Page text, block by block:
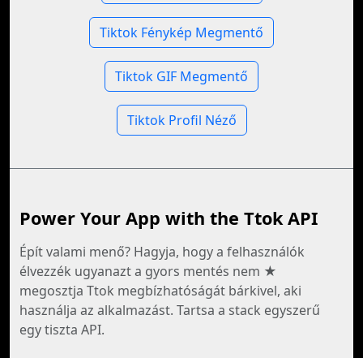
Tiktok Fénykép Megmentő
Tiktok GIF Megmentő
Tiktok Profil Néző
Power Your App with the Ttok API
Épít valami menő? Hagyja, hogy a felhasználók
élvezzék ugyanazt a gyors mentés nem ★
megosztja Ttok megbízhatóságát bárkivel, aki
használja az alkalmazást. Tartsa a stack egyszerű
egy tiszta API.